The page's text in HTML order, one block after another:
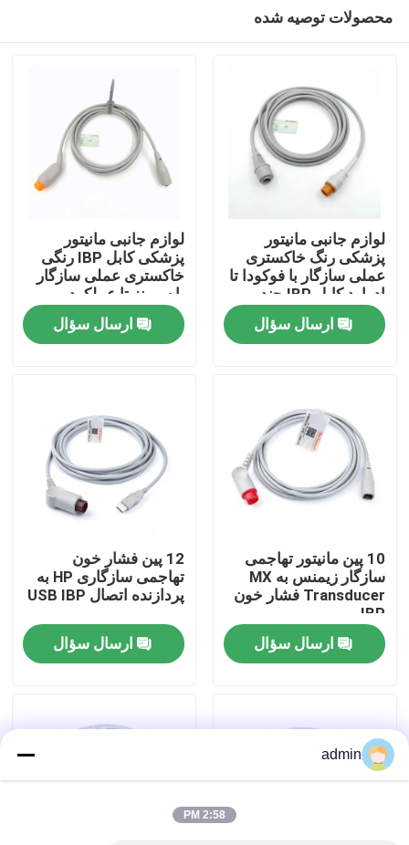
خانه
دربارهی ما
کارخانه تور
تماس با ما
درخواست نقل قول
سنسور SPO2 یکبار مصرف
محصولات توصیه شده
لوازم جانبی مانیتور
پزشکی رنگ خاکستری
عملی سازگار با فوکودا تا
ادوارد کابل IBP چند
عملکردی
ارسال سؤال
لوازم جانبی مانیتور
پزشکی کابل IBP رنگی
خاکستری عملی سازگار
با سیمنز تا عملکرد
چندگانه MX
ارسال سؤال
10 پین مانیتور تهاجمی
سازگار زیمنس به MX
Transducer فشار خون
IBP
ارسال سؤال
12 پین فشار خون
تهاجمی سازگاری HP به
پردازنده اتصال USB IBP
ارسال سؤال
admin
2:58 PM